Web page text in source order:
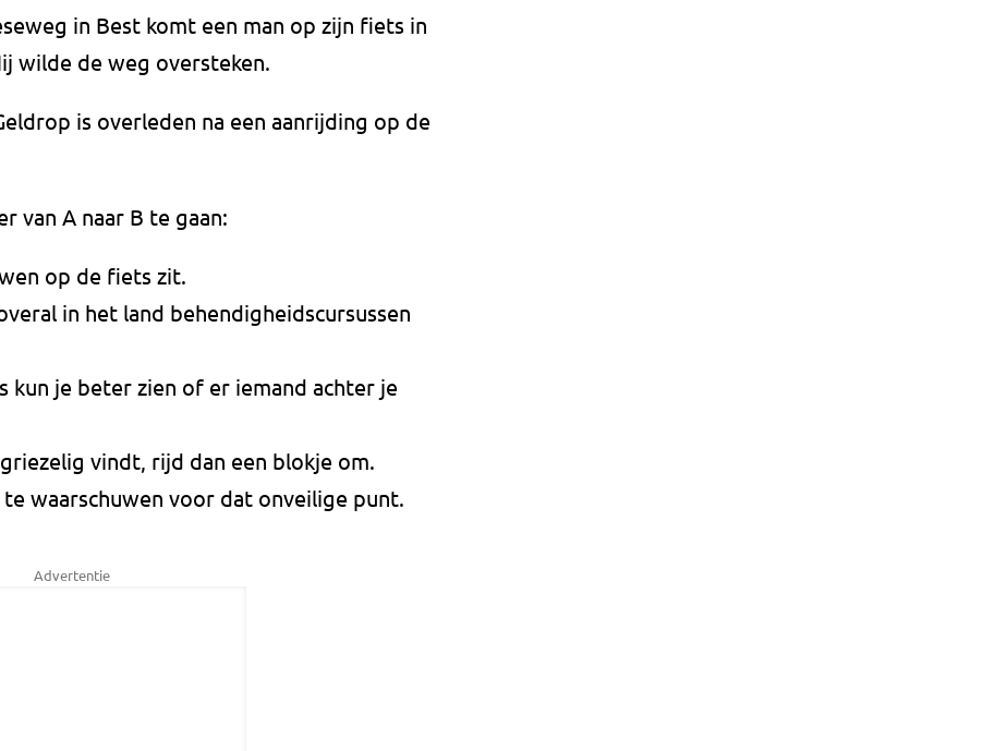
in Best komt een man op zijn fiets in
wilde de weg oversteken.
is overleden na een aanrijding op de
van A naar B te gaan:
op de fiets zit.
in het land behendigheidscursussen
kun je beter zien of er iemand achter je
vindt, rijd dan een blokje om.
waarschuwen voor dat onveilige punt.
Advertentie